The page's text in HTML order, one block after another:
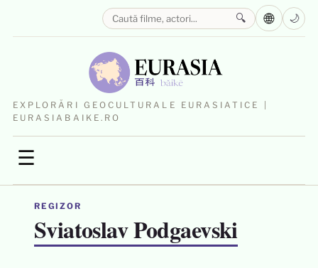
EXPLORĂRI GEOCULTURALE EURASIATICE |
EURASIABAIKE.RO
☰
🔍 🌐 🌙
REGIZOR
Sviatoslav Podgaevski